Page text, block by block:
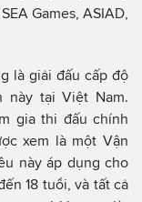
Games, ASIAD,
là giải đấu cấp độ
này tại Việt Nam.
gia thi đấu chính
xem là một Vận
này áp dụng cho
18 tuổi, và tất cả